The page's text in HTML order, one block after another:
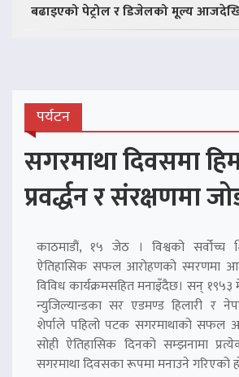
बढाइएको पेट्रोल र डिजेलको मूल्य
पर्यटन
सगरमाथा दिवसमा
प्रवर्द्धन र संरक्षणमा
काठमाडौं, १५ जेठ । विश्वको सर्वोच्च
ऐतिहासिक सफल आरोहणको स्मरणमा
विविध कार्यक्रमसहित मनाइँदैछ। सन् १९५३
न्युजिल्यान्डका सर एडमण्ड हिलारी र
शेर्पाले पहिलो पटक सगरमाथाको सफल
सोही ऐतिहासिक दिनको सम्झनामा
सगरमाथा दिवसका रूपमा मनाउने गरिएको